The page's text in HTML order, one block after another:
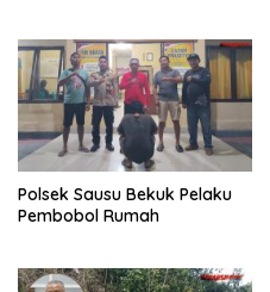
Polsek Sausu Bekuk Pelaku
Pembobol Rumah